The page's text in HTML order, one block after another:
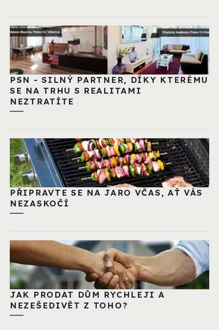
PSN - SILNÝ PARTNER, DÍKY KTERÉMU
SE NA TRHU S REALITAMI
NEZTRATÍTE
PŘIPRAVTE SE NA JARO VČAS, AŤ VÁS
NEZASKOČÍ
JAK PRODAT DŮM RYCHLEJI A
NEZEŠEDIVĚT Z TOHO?